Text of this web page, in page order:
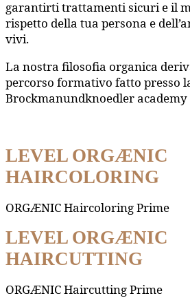
garantirti trattamenti sicuri e il
rispetto della tua persona e
vivi.
La nostra filosofia organica
percorso formativo fatto presso
Brockmanundknoedler academy
LEVEL ORGÆNIC
HAIRCOLORING
ORGÆNIC Haircoloring Prime
LEVEL ORGÆNIC
HAIRCUTTING
ORGÆNIC Haircutting Prime